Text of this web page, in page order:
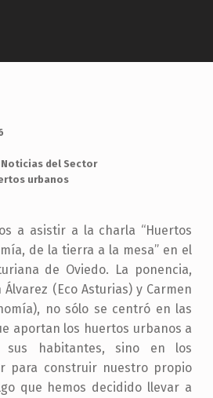
Noticias del Sector
urbanos
a asistir a la charla “Huertos
de la tierra a la mesa” en el
de Oviedo. La ponencia,
(Eco Asturias) y Carmen
no sólo se centró en las
aportan los huertos urbanos a
habitantes, sino en los
para construir nuestro propio
que hemos decidido llevar a